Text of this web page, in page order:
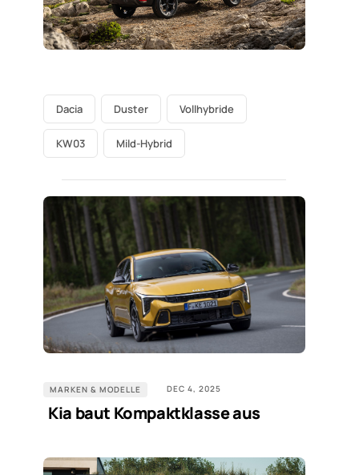
Dacia Duster Vollhybride
KW03 Mild-Hybrid
MARKEN & MODELLE DEC 4, 2025
Kia baut Kompaktklasse aus